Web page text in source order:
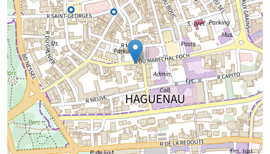
Chargement de la carte...